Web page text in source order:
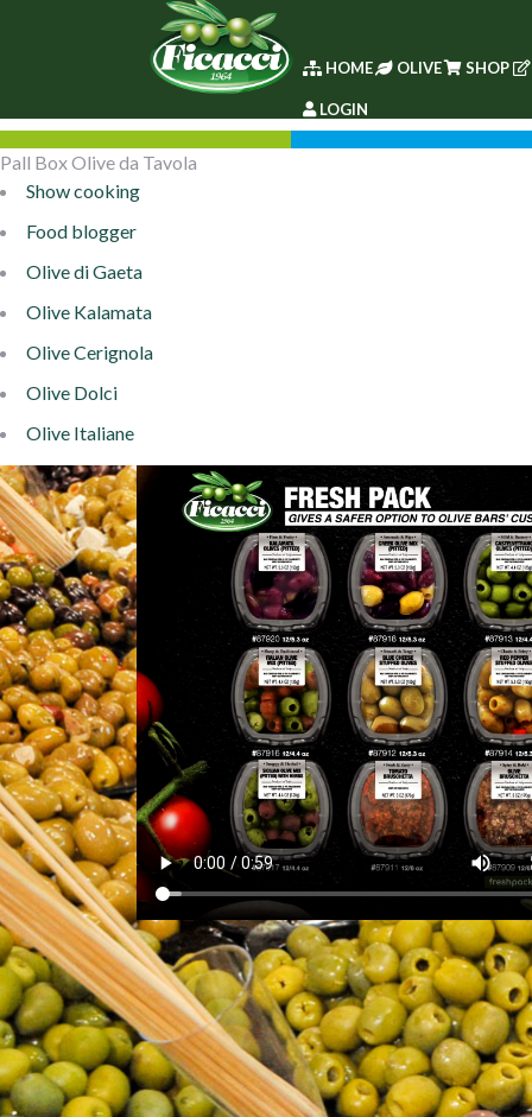
HOME OLIVE SHOP
LOGIN
Pall Box Olive da Tavola
Show cooking
Food blogger
Olive di Gaeta
Olive Kalamata
Olive Cerignola
Olive Dolci
Olive Italiane